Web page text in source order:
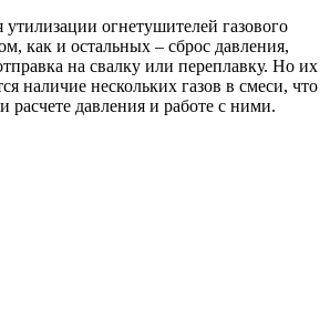
огнетушителей газового
как и остальных – сброс давления,
на свалку или переплавку. Но их
наличие нескольких газов в смеси, что
расчете давления и работе с ними.